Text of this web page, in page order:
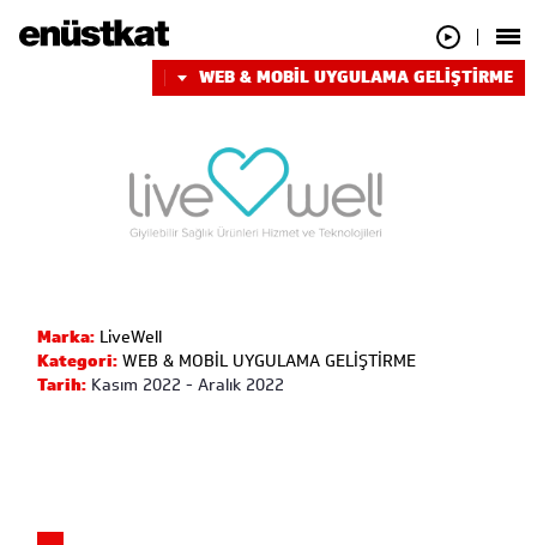
WEB & MOBİL UYGULAMA GELİŞTİRME
Marka: LiveWell
Kategori:WEB & MOBİL UYGULAMA GELİŞTİRME
Tarih: Kasım 2022 - Aralık 2022